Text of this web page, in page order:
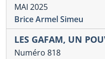
MAI 2025
Brice Armel Simeu
LES GAFAM, UN
Numéro 818